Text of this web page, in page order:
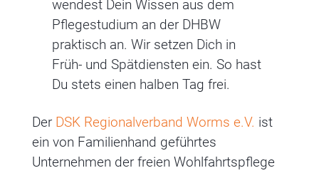
wendest Dein Wissen aus dem
Pflegestudium an der DHBW
praktisch an. Wir setzen Dich in
Früh- und Spätdiensten ein. So hast
Du stets einen halben Tag frei.
Der DSK Regionalverband Worms e.V. ist
ein von Familienhand geführtes
Unternehmen der freien Wohlfahrtspflege